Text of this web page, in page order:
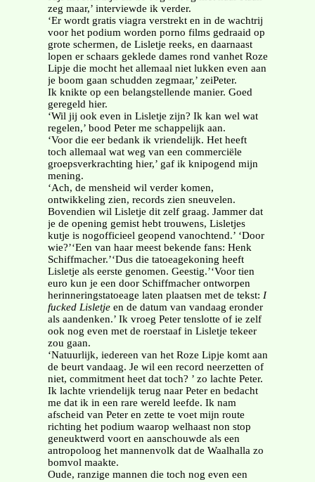
zeg maar,’ interviewde ik verder.
‘Er wordt gratis viagra verstrekt en in de wachtrij
voor het podium worden porno films gedraaid op
grote schermen, de Lisletje reeks, en daarnaast
lopen er schaars geklede dames rond vanhet Roze
Lipje die mocht het allemaal niet lukken even aan
je boom gaan schudden zegmaar,’ zeiPeter.
Ik knikte op een belangstellende manier. Goed
geregeld hier.
‘Wil jij ook even in Lisletje zijn? Ik kan wel wat
regelen,’ bood Peter me schappelijk aan.
‘Voor die eer bedank ik vriendelijk. Het heeft
toch allemaal wat weg van een commerciële
groepsverkrachting hier,’ gaf ik knipogend mijn
mening.
‘Ach, de mensheid wil verder komen,
ontwikkeling zien, records zien sneuvelen.
Bovendien wil Lisletje dit zelf graag. Jammer dat
je de opening gemist hebt trouwens, Lisletjes
kutje is nogofficieel geopend vanochtend.’ ‘Door
wie?’‘Een van haar meest bekende fans: Henk
Schiffmacher.’‘Dus die tatoeagekoning heeft
Lisletje als eerste genomen. Geestig.’‘Voor tien
euro kun je een door Schiffmacher ontworpen
herinneringstatoeage laten plaatsen met de tekst: I
fucked Lisletjeen de datum van vandaag eronder
als aandenken.’ Ik vroeg Peter tenslotte of ie zelf
ook nog even met de roerstaaf in Lisletje tekeer
zou gaan.
‘Natuurlijk, iedereen van het Roze Lipje komt aan
de beurt vandaag. Je wil een record neerzetten of
niet, commitment heet dat toch? ’ zo lachte Peter.
Ik lachte vriendelijk terug naar Peter en bedacht
me dat ik in een rare wereld leefde. Ik nam
afscheid van Peter en zette te voet mijn route
richting het podium waarop welhaast non stop
geneuktwerd voort en aanschouwde als een
antropoloog het mannenvolk dat de Waalhalla zo
bomvol maakte.
Oude, ranzige mannen die toch nog even een